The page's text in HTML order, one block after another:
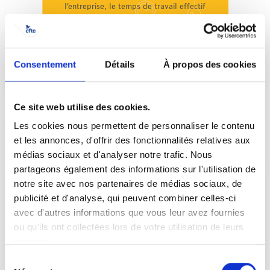
Consentement Détails À propos des cookies
Ce site web utilise des cookies.
Les cookies nous permettent de personnaliser le contenu
et les annonces, d'offrir des fonctionnalités relatives aux
médias sociaux et d'analyser notre trafic. Nous
partageons également des informations sur l'utilisation de
notre site avec nos partenaires de médias sociaux, de
publicité et d'analyse, qui peuvent combiner celles-ci
avec d'autres informations que vous leur avez fournies
ou qu'ils ont collectées lors de votre utilisation de leurs
l’entreprise, le temps de travail effectif
détermine la rémunération et les droits du
Nos réponses à vos questions
Journée de solidarité
La journée de solidarité peut-elle être
fractionnée ? Un salarié qui change